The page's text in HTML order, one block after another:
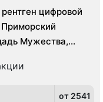
цифровой
Мужества,
от 2541